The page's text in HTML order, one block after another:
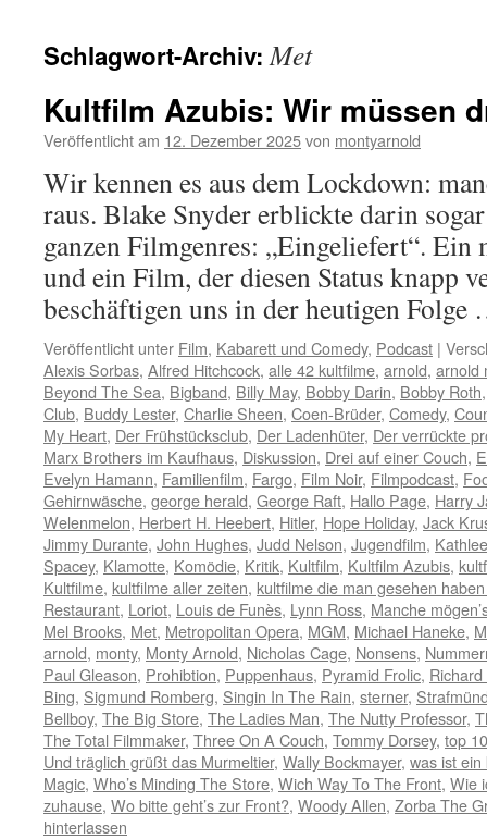
Schlagwort-Archiv:Met
Kultfilm Azubis: Wir müssen
Veröffentlicht am 12. Dezember 2025von montyarnold
Wir kennen es aus dem Lockdown:
raus. Blake Snyder erblickte darin
ganzen Filmgenres: „Eingeliefert“. Ein
und ein Film, der diesen Status knapp
beschäftigen uns in der heutigen
Veröffentlicht unter Film, Kabarett und Comedy, Podcast |
Alexis Sorbas, Alfred Hitchcock, alle 42 kultfilme, arnold, arnold
Beyond The Sea, Bigband, Billy May, Bobby Darin, Bobby Roth
Club, Buddy Lester, Charlie Sheen, Coen-Brüder, Comedy,
My Heart, Der Frühstücksclub, Der Ladenhüter, Der verrückte
Marx Brothers im Kaufhaus, Diskussion, Drei auf einer Couch,
Evelyn Hamann, Familienfilm, Fargo, Film Noir, Filmpodcast,
Gehirnwäsche, george herald, George Raft, Hallo Page, Harry
Welenmelon, Herbert H. Heebert, Hitler, Hope Holiday, Jack
Jimmy Durante, John Hughes, Judd Nelson, Jugendfilm,
Spacey, Klamotte, Komödie, Kritik, Kultfilm, Kultfilm Azubis,
Kultfilme, kultfilme aller zeiten, kultfilme die man gesehen
Restaurant, Loriot, Louis de Funès, Lynn Ross, Manche
Mel Brooks, Met, Metropolitan Opera, MGM, Michael Haneke,
arnold, monty, Monty Arnold, Nicholas Cage, Nonsens,
Paul Gleason, Prohibtion, Puppenhaus, Pyramid Frolic,
Bing, Sigmund Romberg, Singin In The Rain, sterner,
Bellboy, The Big Store, The Ladies Man, The Nutty Professor,
The Total Filmmaker, Three On A Couch, Tommy Dorsey, top
Und träglich grüßt das Murmeltier, Wally Bockmayer, was ist ein
Magic, Who’s Minding The Store, Wich Way To The Front, Wie
zuhause, Wo bitte geht’s zur Front?, Woody Allen, Zorba The
hinterlassen